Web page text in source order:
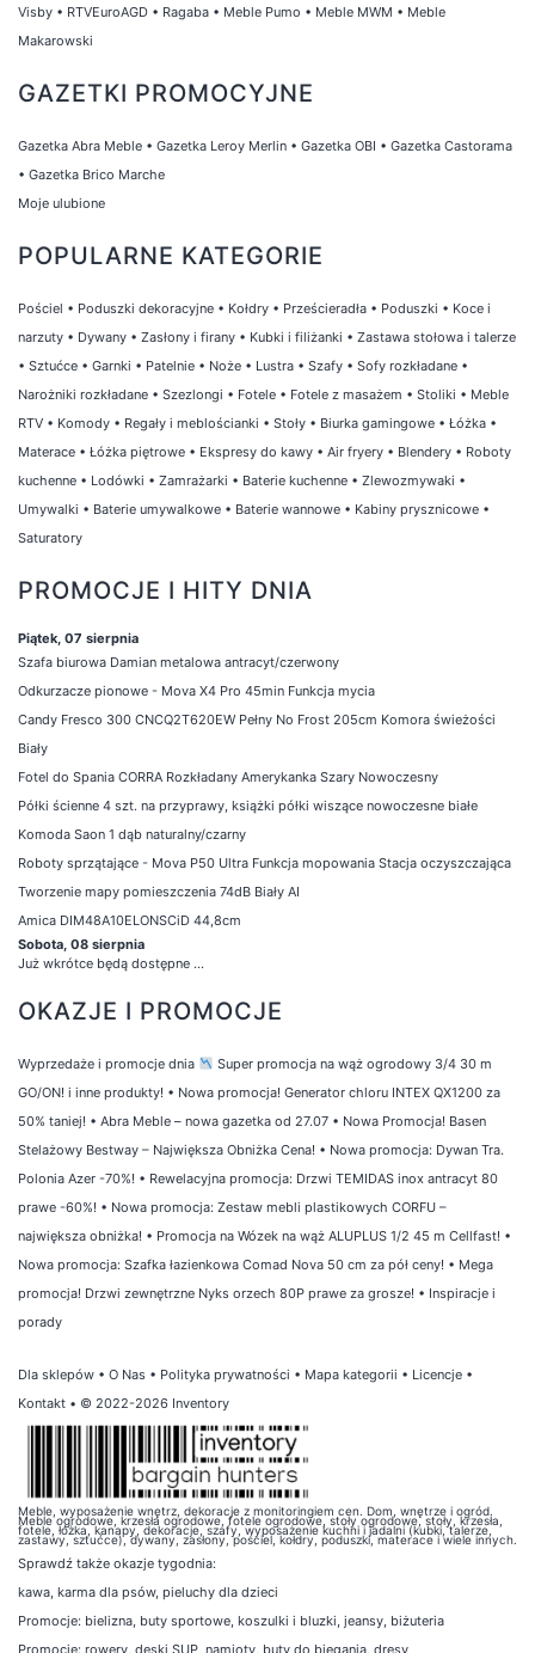
Visby • RTVEuroAGD • Ragaba • Meble Pumo • Meble MWM • Meble
Makarowski
GAZETKI PROMOCYJNE
Gazetka Abra Meble • Gazetka Leroy Merlin • Gazetka OBI • Gazetka Castorama
• Gazetka Brico Marche
Moje ulubione
POPULARNE KATEGORIE
Pościel • Poduszki dekoracyjne • Kołdry • Prześcieradła • Poduszki • Koce i
narzuty • Dywany • Zasłony i firany • Kubki i filiżanki • Zastawa stołowa i talerze
• Sztućce • Garnki • Patelnie • Noże • Lustra • Szafy • Sofy rozkładane •
Narożniki rozkładane • Szezlongi • Fotele • Fotele z masażem • Stoliki • Meble
RTV • Komody • Regały i meblościanki • Stoły • Biurka gamingowe • Łóżka •
Materace • Łóżka piętrowe • Ekspresy do kawy • Air fryery • Blendery • Roboty
kuchenne • Lodówki • Zamrażarki • Baterie kuchenne • Zlewozmywaki •
Umywalki • Baterie umywalkowe • Baterie wannowe • Kabiny prysznicowe •
Saturatory
PROMOCJE I HITY DNIA
Piątek, 07 sierpnia
Szafa biurowa Damian metalowa antracyt/czerwony
Odkurzacze pionowe - Mova X4 Pro 45min Funkcja mycia
Candy Fresco 300 CNCQ2T620EW Pełny No Frost 205cm Komora świeżości
Biały
Fotel do Spania CORRA Rozkładany Amerykanka Szary Nowoczesny
Półki ścienne 4 szt. na przyprawy, książki półki wiszące nowoczesne białe
Komoda Saon 1 dąb naturalny/czarny
Roboty sprzątające - Mova P50 Ultra Funkcja mopowania Stacja oczyszczająca
Tworzenie mapy pomieszczenia 74dB Biały AI
Amica DIM48A10ELONSCiD 44,8cm
Sobota, 08 sierpnia
Już wkrótce będą dostępne ...
OKAZJE I PROMOCJE
Wyprzedaże i promocje dnia
Super promocja na wąż ogrodowy 3/4 30 m
GO/ON! i inne produkty! • Nowa promocja! Generator chloru INTEX QX1200 za
50% taniej! • Abra Meble – nowa gazetka od 27.07 • Nowa Promocja! Basen
Stelażowy Bestway – Największa Obniżka Cena! • Nowa promocja: Dywan Tra.
Polonia Azer -70%! • Rewelacyjna promocja: Drzwi TEMIDAS inox antracyt 80
prawe -60%! • Nowa promocja: Zestaw mebli plastikowych CORFU –
największa obniżka! • Promocja na Wózek na wąż ALUPLUS 1/2 45 m Cellfast! •
Nowa promocja: Szafka łazienkowa Comad Nova 50 cm za pół ceny! • Mega
promocja! Drzwi zewnętrzne Nyks orzech 80P prawe za grosze! • Inspiracje i
porady
Dla sklepów • O Nas • Polityka prywatności • Mapa kategorii • Licencje •
Kontakt • © 2022-2026 Inventory
Meble, wyposażenie wnętrz, dekoracje z monitoringiem cen. Dom, wnętrze i ogród.
Meble ogrodowe, krzesła ogrodowe, fotele ogrodowe, stoły ogrodowe, stoły, krzesła,
fotele, łóżka, kanapy, dekoracje, szafy, wyposażenie kuchni i jadalni (kubki, talerze,
zastawy, sztućce), dywany, zasłony, pościel, kołdry, poduszki, materace i wiele innych.
Sprawdź także okazje tygodnia:
kawa, karma dla psów, pieluchy dla dzieci
Promocje: bielizna, buty sportowe, koszulki i bluzki, jeansy, biżuteria
Promocje: rowery deski SUP namioty buty do biegania dresy